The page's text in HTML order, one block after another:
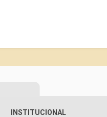
INSTITUCIONAL